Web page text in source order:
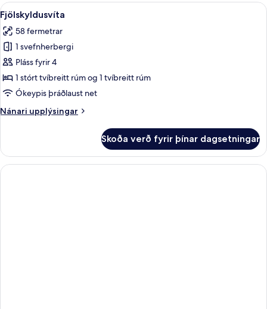
Skoða
allar
myndir
fyrir
Fjölskyldusvíta
Fjölskyldusvíta | Rúmföt af bestu
12
Fjölskyldusvíta
58 fermetrar
1 svefnherbergi
Pláss fyrir 4
1 stórt tvíbreitt rúm og 1 tvíbreitt rúm
Ókeypis þráðlaust net
Nánari upplýsingar
Nánari
Skoða verð fyrir þínar dagsetningar